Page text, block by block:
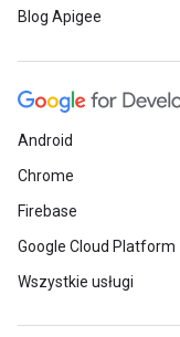
Blog Apigee
Android
Chrome
Firebase
Google Cloud Platform
Wszystkie usługi